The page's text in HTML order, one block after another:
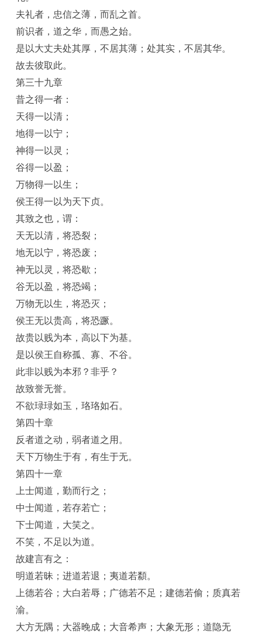
夫礼者，忠信之薄，而乱之首。
前识者，道之华，而愚之始。
是以大丈夫处其厚，不居其薄；处其实，不居其华。
故去彼取此。
第三十九章
昔之得一者：
天得一以清；
地得一以宁；
神得一以灵；
谷得一以盈；
万物得一以生；
侯王得一以为天下贞。
其致之也，谓：
天无以清，将恐裂；
地无以宁，将恐废；
神无以灵，将恐歇；
谷无以盈，将恐竭；
万物无以生，将恐灭；
侯王无以贵高，将恐蹶。
故贵以贱为本，高以下为基。
是以侯王自称孤、寡、不谷。
此非以贱为本邪？非乎？
故致誉无誉。
不欲琭琭如玉，珞珞如石。
第四十章
反者道之动，弱者道之用。
天下万物生于有，有生于无。
第四十一章
上士闻道，勤而行之；
中士闻道，若存若亡；
下士闻道，大笑之。
不笑，不足以为道。
故建言有之：
明道若昧；进道若退；夷道若纇。
上德若谷；大白若辱；广德若不足；建德若偷；质真若
渝。
大方无隅；大器晚成；大音希声；大象无形；道隐无